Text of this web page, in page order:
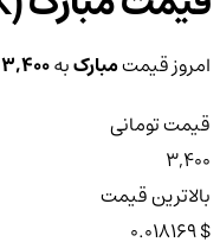
امروز قیمتمبارکبه3,400 تومان
قیمت تومانی
3,400
بالاترین قیمت
$ 0.018169